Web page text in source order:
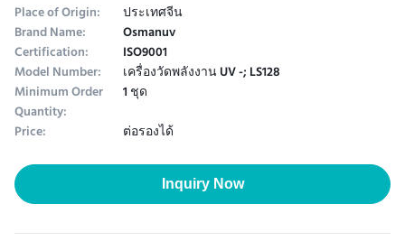
Place of Origin:
ประเทศจีน
Brand Name: Osmanuv
Certification: ISO9001
Model Number: เครื่องวัดพลังงาน UV -; LS128
Minimum Order
Quantity:
1 ชุด
Price:
ต่อรองได้
Inquiry Now